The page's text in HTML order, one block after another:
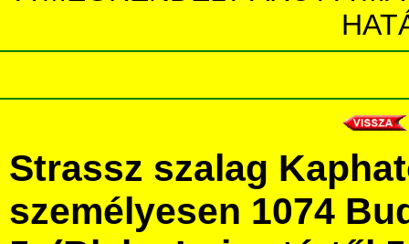
Strassz szalag
személyesen 1074